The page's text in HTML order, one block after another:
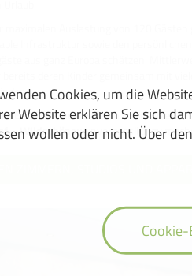
Infrastruktur sowie den
aus ganz Europa schätzen.
Erharter und das Team vom
– Wildschönauunvergesslich zu
Cookies, um die
Website erklären Sie sich
wollen oder nicht. Über